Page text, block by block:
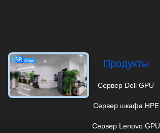
Продукты
Сервер Dell GPU
Сервер шкафа HPE
Сервер Lenovo GPU